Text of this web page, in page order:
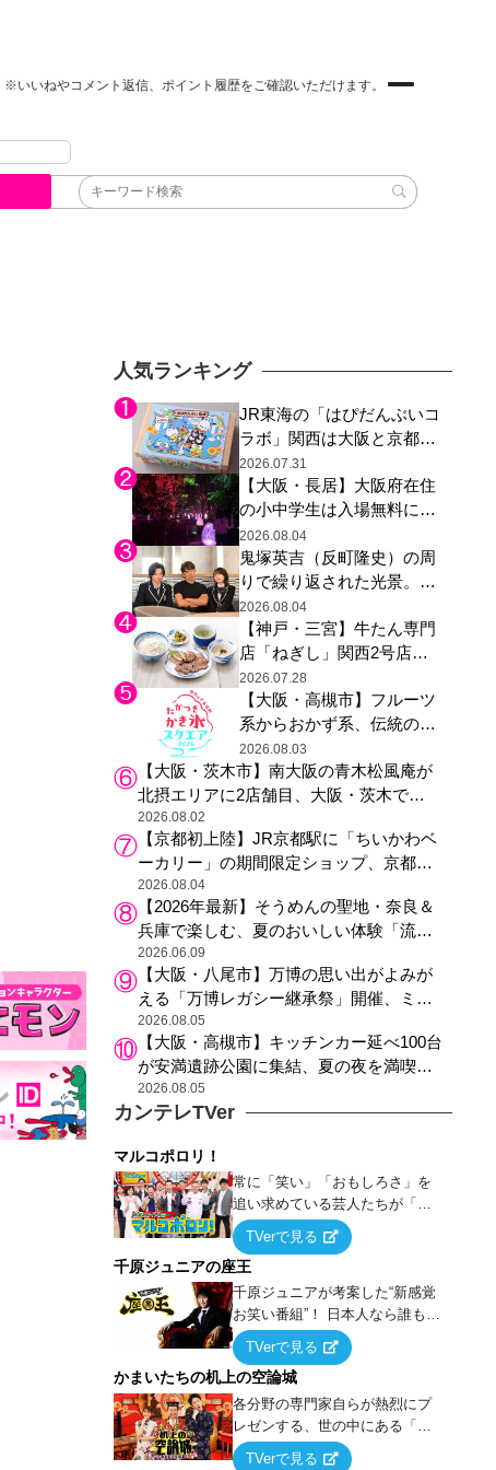
※いいねやコメント返信、ポイント履歴をご確認いただけます。
人気ランキング
JR東海の「はぴだんぶいコ
ラボ」関西は大阪と京都の
み、日焼けしたポチャッコ
らサンリオキャラが描かれ
た駅弁やグッズが登場
2026.07.31
【大阪・長居】大阪府在住
の小中学生は入場無料に、
チームラボが「夏休みの自
由研究の課題に」と「ボタ
ニカルガーデン 大阪」へ招
待
2026.08.04
鬼塚英吉（反町隆史）の周
りで繰り返された光景。ド
ラマ『GTO』第３話で光っ
た演出の巧みさ
2026.08.04
【神戸・三宮】牛たん専門
店「ねぎし」関西2号店が
登場、ファンら「8月が待
ち遠しい」と早くから注目
2026.07.28
【大阪・高槻市】フルーツ
系からおかず系、伝統の天
然氷まで人気店が集結、高
槻阪急スクエアで「かき
氷」祭り
2026.08.03
【大阪・茨木市】南大阪の青木松風庵が
北摂エリアに2店舗目、大阪・茨木で
も“焼きたて”の月化粧が食べられる
2026.08.02
【京都初上陸】JR京都駅に「ちいかわベ
ーカリー」の期間限定ショップ、京都の
銘菓“おたべ”との限定コラボも
2026.08.04
【2026年最新】そうめんの聖地・奈良＆
兵庫で楽しむ、夏のおいしい体験「流し
そうめん体験」おすすめ3選
2026.06.09
【大阪・八尾市】万博の思い出がよみが
える「万博レガシー継承祭」開催、ミャ
クミャク登場、大屋根リング木材展示も
2026.08.05
【大阪・高槻市】キッチンカー延べ100台
が安満遺跡公園に集結、夏の夜を満喫す
る4日間のグルメイベント
2026.08.05
カンテレTVer
マルコポロリ！
常に「笑い」「おもしろさ」を
追い求めている芸人たちが「芸
能界」という大海原に漕ぎ出で
て、新たなオモシロ人間を発掘
する！
TVerで見る
千原ジュニアの座王
千原ジュニアが考案した“新感覚
お笑い番組”！ 日本人なら誰もが
馴染みのある『イス取りゲー
ム』をベースに、大喜利・ギャ
グ・モノボケ・歌…など様々な
お題で芸人がショートネタを競
い合う！
TVerで見る
かまいたちの机上の空論城
各分野の専門家自らが熱烈にプ
レゼンする、世の中にある「試
したことはないが、やってみた
TVerで見る